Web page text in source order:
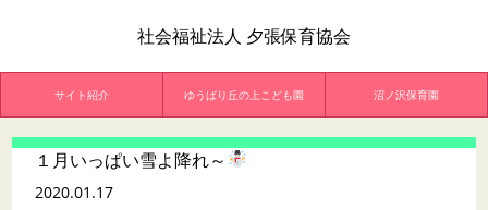
社会福祉法人 夕張保育協会
サイト紹介 ゆうばり丘の上こども園 沼ノ沢保育園
１月いっぱい雪よ降れ～
2020.01.17